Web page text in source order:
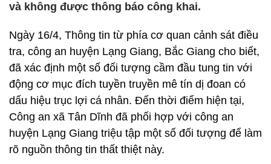
và không được thông báo công khai.
Ngày 16/4, Thông tin từ phía cơ quan cảnh sát điều
tra, công an huyện Lạng Giang, Bắc Giang cho biết,
đã xác định một số đối tượng cầm đầu tung tin với
động cơ mục đích tuyền truyền mê tín dị đoan có
dấu hiệu trục lợi cá nhân. Đến thời điểm hiện tại,
Công an xã Tân Dĩnh đã phối hợp với công an
huyện Lạng Giang triệu tập một số đối tượng để làm
rõ nguồn thông tin thất thiệt này.